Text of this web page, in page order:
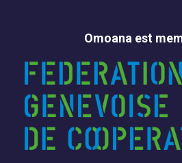
Omoana est